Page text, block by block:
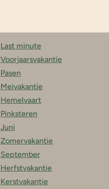
Last minute
Voorjaarsvakantie
Pasen
Meivakantie
Hemelvaart
Pinksteren
Juni
Zomervakantie
September
Herfstvakantie
Kerstvakantie